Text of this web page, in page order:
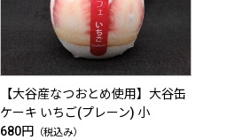
【大谷産なつおとめ使用】大谷缶
ケーキ いちご(プレーン) 小
680円
（税込み）